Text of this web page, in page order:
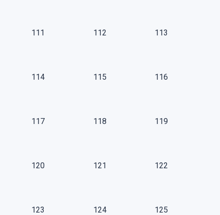
111 112 113
114 115 116
117 118 119
120 121 122
123 124 125